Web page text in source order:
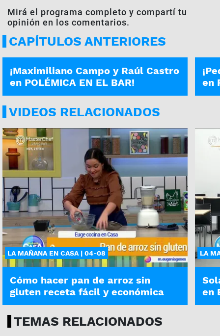
Mirá el programa completo y compartí tu
opinión en los comentarios.
CAPÍTULOS ANTERIORES
PROGRAMA COMPLETO | 24-07
¡Maximiliano Campo y Raúl Castro
en POLÉMICA EN EL BAR!
en
VIDEOS RELACIONADOS
LA MAÑANA EN CASA | 04-08
Cómo hacer pan de arroz sin
gluten receta fácil y económica
LA
en
TEMAS RELACIONADOS